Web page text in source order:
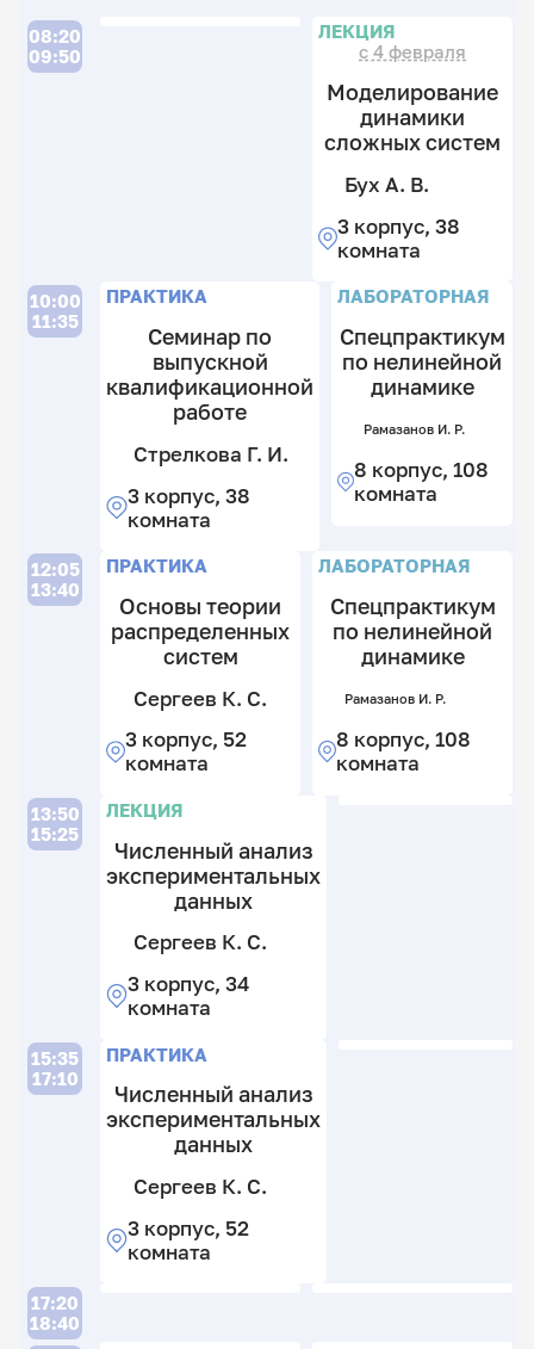
08:20
09:50
ЛЕКЦИЯ
с 4 февраля
Моделирование
динамики
сложных систем
Бух А. В.
3 корпус, 38
комната
10:00
11:35
ПРАКТИКА
Семинар по
выпускной
квалификационной
работе
Стрелкова Г. И.
3 корпус, 38
комната
ЛАБОРАТОРНАЯ
Спецпрактикум
по нелинейной
динамике
Рамазанов И. Р.
8 корпус, 108
комната
12:05
13:40
ПРАКТИКА
Основы теории
распределенных
систем
Сергеев К. С.
3 корпус, 52
комната
ЛАБОРАТОРНАЯ
Спецпрактикум
по нелинейной
динамике
Рамазанов И. Р.
8 корпус, 108
комната
13:50
15:25
ЛЕКЦИЯ
Численный анализ
экспериментальных
данных
Сергеев К. С.
3 корпус, 34
комната
15:35
17:10
ПРАКТИКА
Численный анализ
экспериментальных
данных
Сергеев К. С.
3 корпус, 52
комната
17:20
18:40